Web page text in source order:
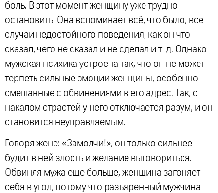
боль. В этот момент женщину уже трудно
остановить. Она вспоминает всё, что было, все
случаи недостойного поведения, как он что
сказал, чего не сказал и не сделал и т. д. Однако
мужская психика устроена так, что он не может
терпеть сильные эмоции женщины, особенно
смешанные с обвинениями в его адрес. Так, с
накалом страстей у него отключается разум, и он
становится неуправляемым.
Говоря жене: «Замолчи!», он только сильнее
будит в ней злость и желание выговориться.
Обвиняя мужа еще больше, женщина загоняет
себя в угол, потому что разъяренный мужчина